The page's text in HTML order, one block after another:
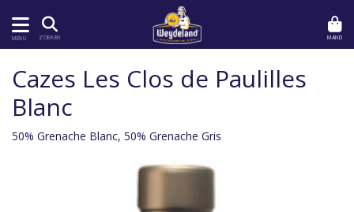
MENU ZOEKEN MAND
Cazes Les Clos de Paulilles
Blanc
50% Grenache Blanc, 50% Grenache Gris